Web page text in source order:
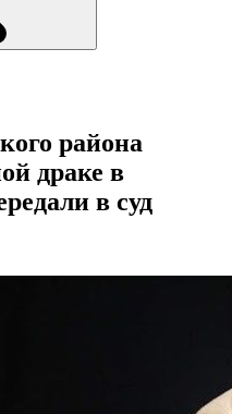
района
драке в
в суд